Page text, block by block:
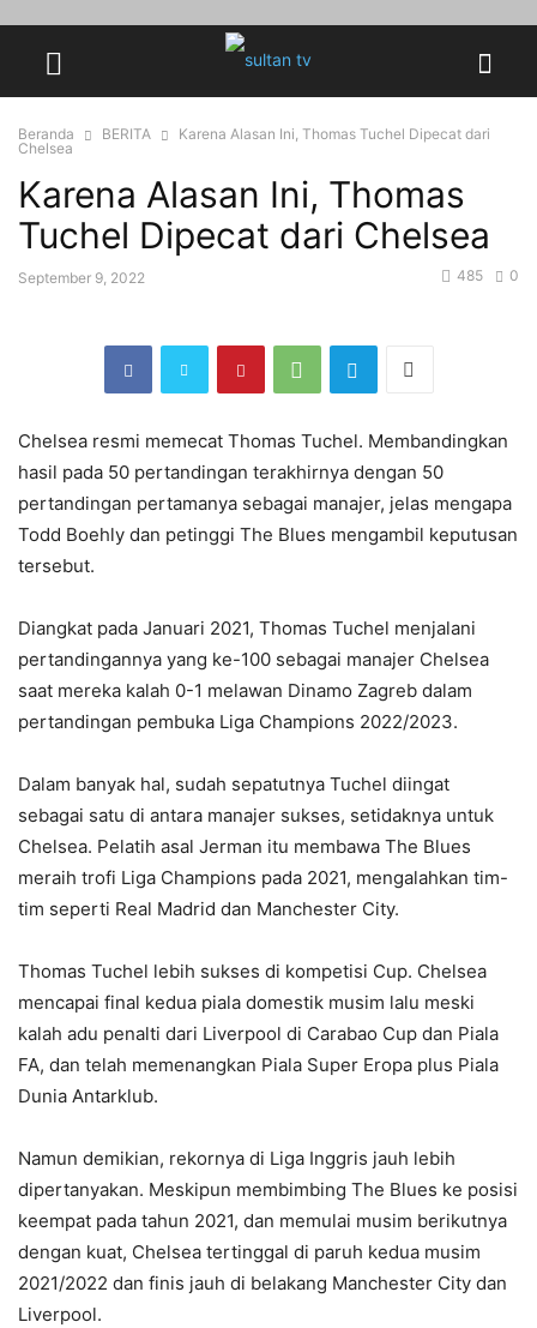
Beranda BERITA
Karena Alasan Ini, Thomas Tuchel Dipecat dari
Chelsea
Karena Alasan Ini, Thomas
Tuchel Dipecat dari Chelsea
September 9, 2022 0
485
Chelsea resmi memecat Thomas Tuchel. Membandingkan
hasil pada 50 pertandingan terakhirnya dengan 50
pertandingan pertamanya sebagai manajer, jelas mengapa
Todd Boehly dan petinggi The Blues mengambil keputusan
tersebut.
Diangkat pada Januari 2021, Thomas Tuchel menjalani
pertandingannya yang ke-100 sebagai manajer Chelsea
saat mereka kalah 0-1 melawan Dinamo Zagreb dalam
pertandingan pembuka Liga Champions 2022/2023.
Dalam banyak hal, sudah sepatutnya Tuchel diingat
sebagai satu di antara manajer sukses, setidaknya untuk
Chelsea. Pelatih asal Jerman itu membawa The Blues
meraih trofi Liga Champions pada 2021, mengalahkan tim-
tim seperti Real Madrid dan Manchester City.
Thomas Tuchel lebih sukses di kompetisi Cup. Chelsea
mencapai final kedua piala domestik musim lalu meski
kalah adu penalti dari Liverpool di Carabao Cup dan Piala
FA, dan telah memenangkan Piala Super Eropa plus Piala
Dunia Antarklub.
Namun demikian, rekornya di Liga Inggris jauh lebih
dipertanyakan. Meskipun membimbing The Blues ke posisi
keempat pada tahun 2021, dan memulai musim berikutnya
dengan kuat, Chelsea tertinggal di paruh kedua musim
2021/2022 dan finis jauh di belakang Manchester City dan
Liverpool.